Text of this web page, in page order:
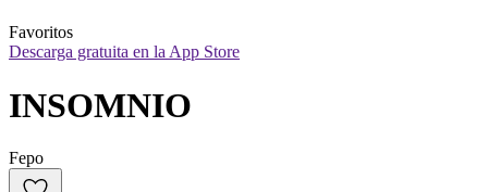
Favoritos
Descarga gratuita en la App Store
INSOMNIO
Fepo